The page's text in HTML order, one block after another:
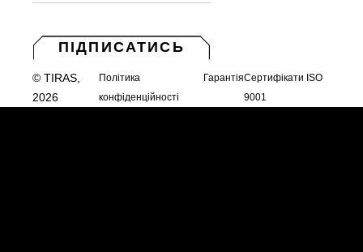
ПІДПИСАТИСЬ
© TIRAS,
2026
Політика
конфіденційності
ГарантіяСертифікати ISO
9001